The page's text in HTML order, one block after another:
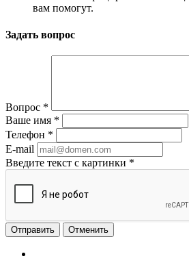
вам помогут.
Задать вопрос
Вопрос *
Ваше имя *
Телефон *
E-mail
Введите текст с картинки *
Отменить